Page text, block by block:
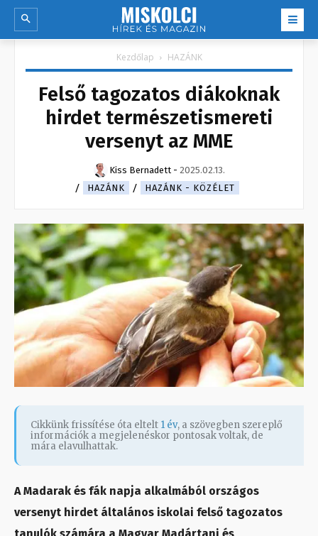
Kezdőlap HAZÁNK
Felső tagozatos diákoknak
hirdet természetismereti
versenyt az MME
Kiss Bernadett - 2025.02.13.
HAZÁNK
HAZÁNK - KÖZÉLET
Cikkünk frissítése óta eltelt 1 év, a szövegben szereplő
információk a megjelenéskor pontosak voltak, de
mára elavulhattak.
A Madarak és fák napja alkalmából országos
versenyt hirdet általános iskolai felső tagozatos
tanulók számára a Magyar Madártani és